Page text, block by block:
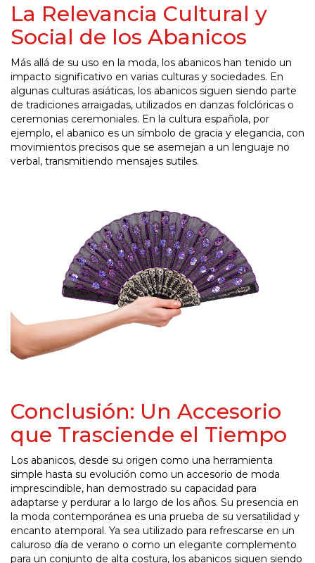
La Relevancia Cultural y
Social de los Abanicos
Más allá de su uso en la moda, los abanicos han tenido un
impacto significativo en varias culturas y sociedades. En
algunas culturas asiáticas, los abanicos siguen siendo parte
de tradiciones arraigadas, utilizados en danzas folclóricas o
ceremonias ceremoniales. En la cultura española, por
ejemplo, el abanico es un símbolo de gracia y elegancia, con
movimientos precisos que se asemejan a un lenguaje no
verbal, transmitiendo mensajes sutiles.
Conclusión: Un Accesorio
que Trasciende el Tiempo
Los abanicos, desde su origen como una herramienta
simple hasta su evolución como un accesorio de moda
imprescindible, han demostrado su capacidad para
adaptarse y perdurar a lo largo de los años. Su presencia en
la moda contemporánea es una prueba de su versatilidad y
encanto atemporal. Ya sea utilizado para refrescarse en un
caluroso día de verano o como un elegante complemento
para un conjunto de alta costura, los abanicos siguen siendo